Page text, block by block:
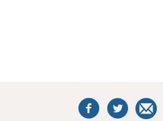
this
villa